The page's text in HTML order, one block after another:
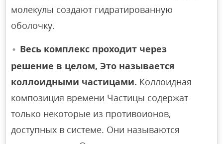
молекулы создают гидратированную
оболочку.
Весь комплекс проходит через
решение в целом, Это называется
коллоидными частицами. Коллоидная
композиция времени Частицы содержат
только некоторые из противоионов,
доступных в системе. Они называются